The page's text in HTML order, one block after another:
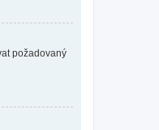
požadovaný